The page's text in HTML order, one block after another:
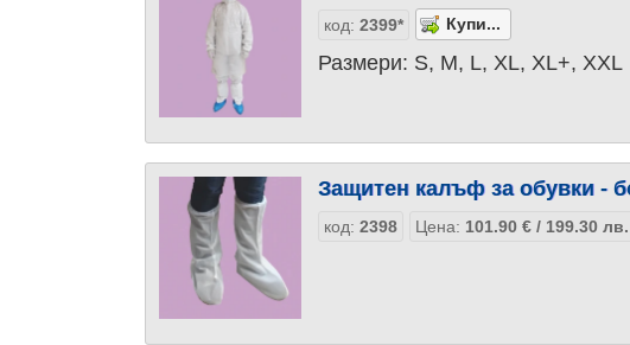
код:2399*
Размери: S, M, L, XL, XL+, XXL
Защитен калъф за обувки -
код:2398 Цена: 101.90€ / 199.30лв.